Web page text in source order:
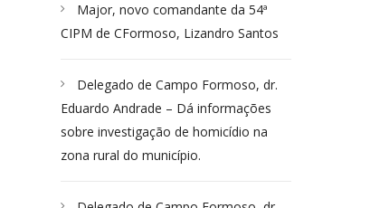
Major, novo comandante da 54ª
CIPM de CFormoso, Lizandro Santos
Delegado de Campo Formoso, dr.
Eduardo Andrade – Dá informações
sobre investigação de homicídio na
zona rural do município.